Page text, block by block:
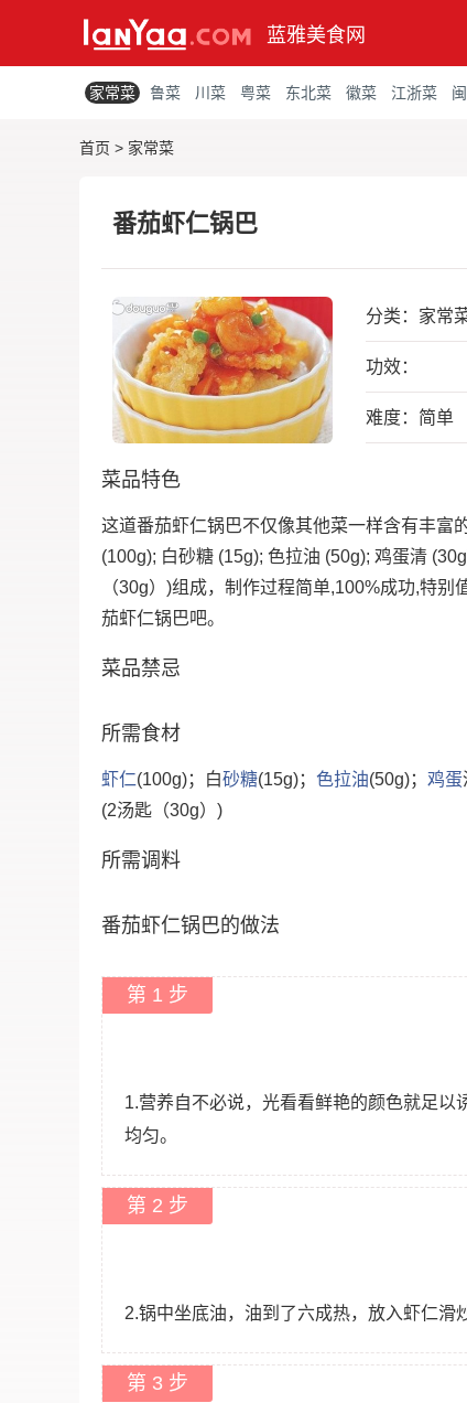
蓝雅美食网
家常菜 鲁菜 川菜 粤菜 东北菜 徽菜 江浙菜
首页 > 家常菜
番茄虾仁锅巴
分类： 家常
功效：
难度：简单
菜品特色
这道番茄虾仁锅巴不仅像其他菜一样含有丰富
(100g); 白砂糖 (15g); 色拉油 (50g); 鸡蛋清
（30g）)组成，制作过程简单,100%成功,特
茄虾仁锅巴吧。
菜品禁忌
所需食材
虾仁(100g)；白砂糖(15g)； 色拉油(50g)； 鸡蛋
(2汤匙（30g）)
所需调料
番茄虾仁锅巴的做法
第 1 步
1.营养自不必说，光看看鲜艳的颜色就足
均匀。
第 2 步
2.锅中坐底油，油到了六成热，放入虾仁滑
第 3 步